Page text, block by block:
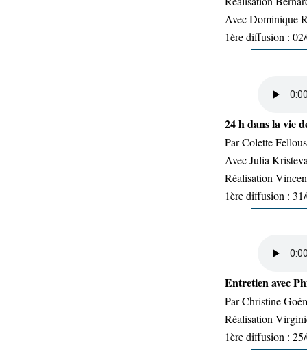
Avec Dominique
1ère diffusion :
24 h dans la vie
Par Colette Fellous
Avec Julia
Réalisation
1ère diffusion :
Entretien avec
Par Christine
Réalisation
1ère diffusion :